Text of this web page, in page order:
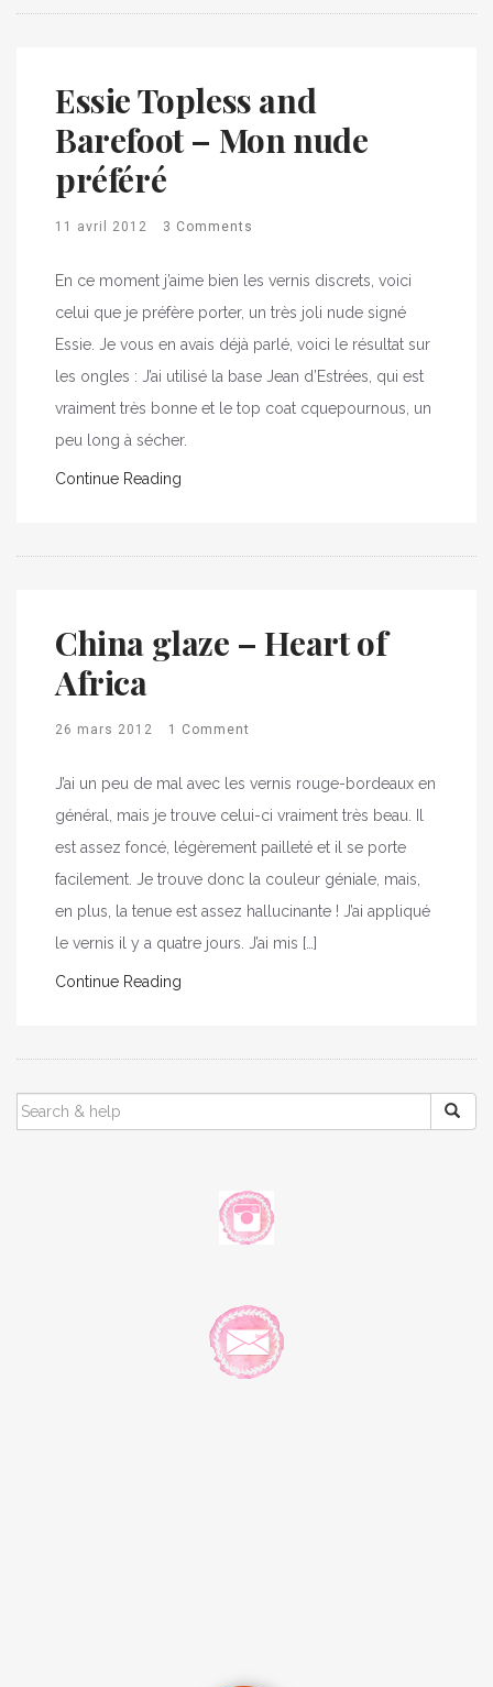
Essie Topless and
Barefoot – Mon nude
préféré
11 avril 2012 3 Comments
En ce moment j’aime bien les vernis discrets, voici
celui que je préfère porter, un très joli nude signé
Essie. Je vous en avais déjà parlé, voici le résultat sur
les ongles : J’ai utilisé la base Jean d’Estrées, qui est
vraiment très bonne et le top coat cquepournous, un
peu long à sécher.
Continue Reading
China glaze – Heart of
Africa
26 mars 2012 1 Comment
J’ai un peu de mal avec les vernis rouge-bordeaux en
général, mais je trouve celui-ci vraiment très beau. Il
est assez foncé, légèrement pailleté et il se porte
facilement. Je trouve donc la couleur géniale, mais,
en plus, la tenue est assez hallucinante ! J’ai appliqué
le vernis il y a quatre jours. J’ai mis […]
Continue Reading
SEARCH
FOR: